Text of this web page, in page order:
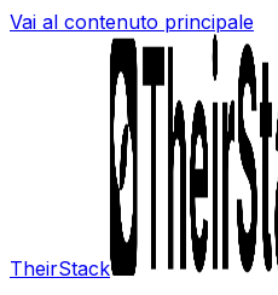
Vai al contenuto principale
TheirStack